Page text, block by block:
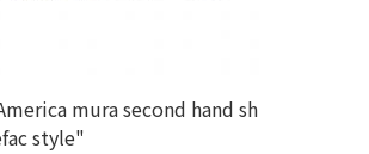
mura second hand sh
style"